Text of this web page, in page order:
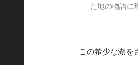
た地の物語に
この希少な湖を